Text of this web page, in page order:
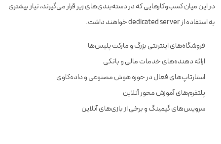
در این میان کسب‌و‌کارهایی که در دسته‌بندی‌های زیر قرار می‌گیرند، نیاز بیشتری
به استفاده از dedicated server خواهند داشت.
فروشگاه‌های اینترنتی بزرگ و مارکت پلیس‌ها
ارائه دهنده‌های خدمات مالی و بانکی
استارتاپ‌های فعال در حوزه هوش مصنوعی و داده‌کاوی
پلتفرم‌های آموزش محور آنلاین
سرویس‌های گیمینگ و برخی از بازی‌های آنلاین